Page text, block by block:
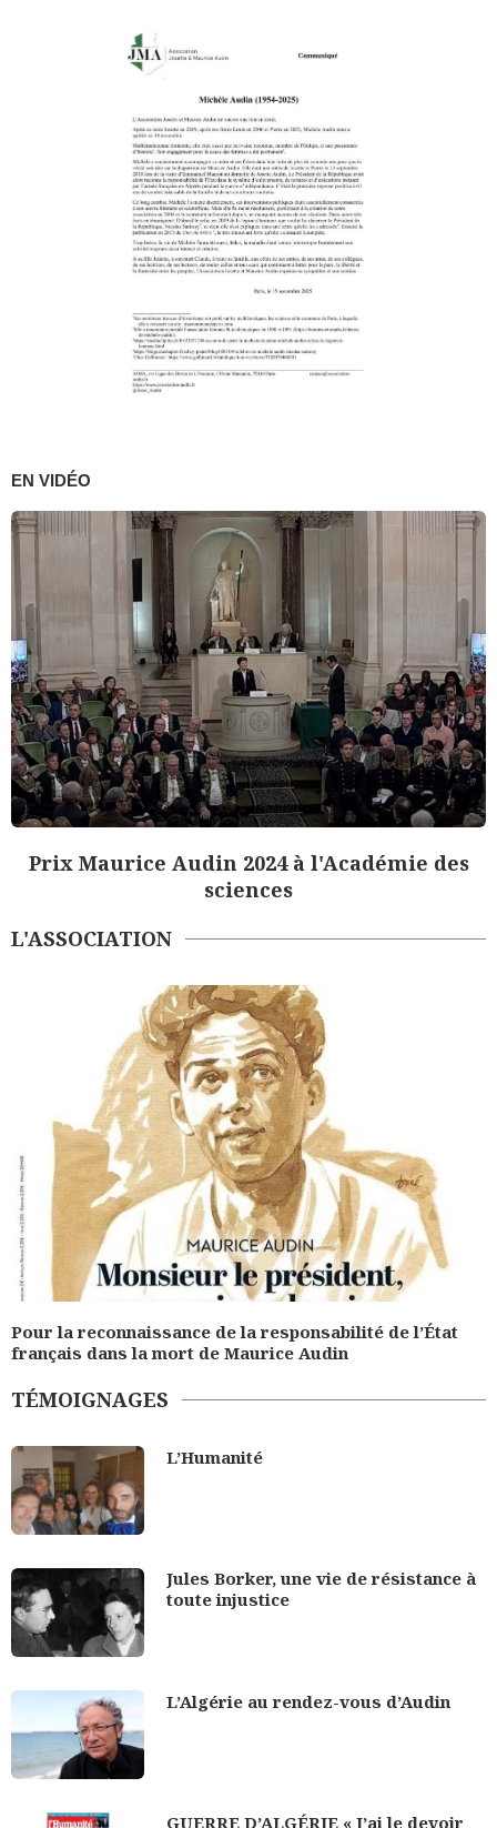
EN VIDÉO
Prix Maurice Audin 2024 à l'Académie des
sciences
L'ASSOCIATION
Pour la reconnaissance de la responsabilité de l’État
français dans la mort de Maurice Audin
TÉMOIGNAGES
L’Humanité
Jules Borker, une vie de résistance à
toute injustice
L’Algérie au rendez-vous d’Audin
GUERRE D’ALGÉRIE « J’ai le devoir